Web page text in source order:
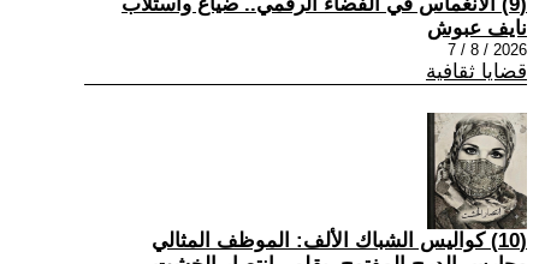
نايف عبوش
2026 / 8 / 7
قضايا ثقافية
(10) كواليس الشباك الألف: الموظف المثالي